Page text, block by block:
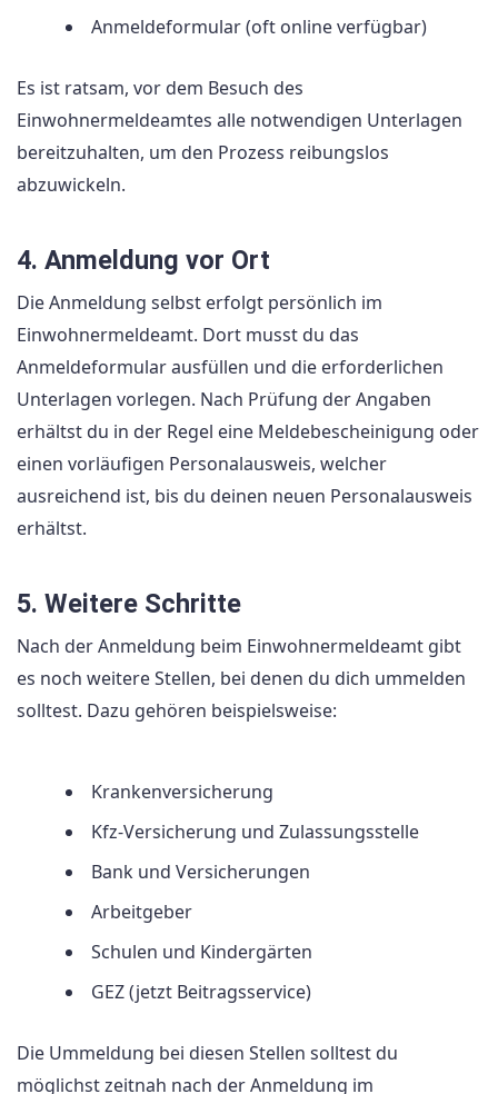
Anmeldeformular (oft online verfügbar)
Es ist ratsam, vor dem Besuch des
Einwohnermeldeamtes alle notwendigen Unterlagen
bereitzuhalten, um den Prozess reibungslos
abzuwickeln.
4. Anmeldung vor Ort
Die Anmeldung selbst erfolgt persönlich im
Einwohnermeldeamt. Dort musst du das
Anmeldeformular ausfüllen und die erforderlichen
Unterlagen vorlegen. Nach Prüfung der Angaben
erhältst du in der Regel eine Meldebescheinigung oder
einen vorläufigen Personalausweis, welcher
ausreichend ist, bis du deinen neuen Personalausweis
erhältst.
5. Weitere Schritte
Nach der Anmeldung beim Einwohnermeldeamt gibt
es noch weitere Stellen, bei denen du dich ummelden
solltest. Dazu gehören beispielsweise:
Krankenversicherung
Kfz-Versicherung und Zulassungsstelle
Bank und Versicherungen
Arbeitgeber
Schulen und Kindergärten
GEZ (jetzt Beitragsservice)
Die Ummeldung bei diesen Stellen solltest du
möglichst zeitnah nach der Anmeldung im